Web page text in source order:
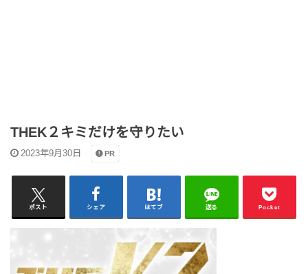
THEK２キミだけを守りたい
2023年9月30日 PR
ポスト シェア はてブ 送る Pocket